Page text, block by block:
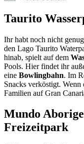
Taurito
Ihr habt noch nicht
den Lago Taurito
hinab, spielt auf dem
Pools. Hier findet ihr
eine Bowlingbahn. Im
Snacks verköstigt.
Familien auf Gran
Mundo
Freizeitpark